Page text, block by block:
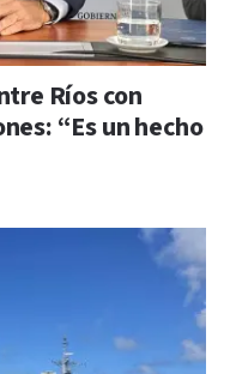
Ríos con
“Es un hecho